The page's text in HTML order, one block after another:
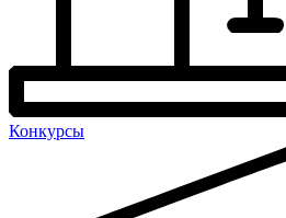
Конкурсы